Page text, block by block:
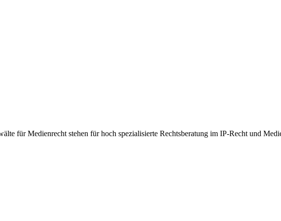
für Medienrecht stehen für hoch spezialisierte Rechtsberatung im IP-Recht und